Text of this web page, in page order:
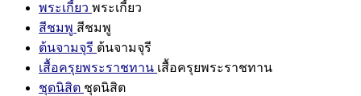
พระเกี้ยว พระเกี้ยว
สีชมพู สีชมพู
ต้นจามจุรี ต้นจามจุรี
เสื้อครุยพระราชทาน เสื้อครุยพระราชทาน
ชุดนิสิต ชุดนิสิต